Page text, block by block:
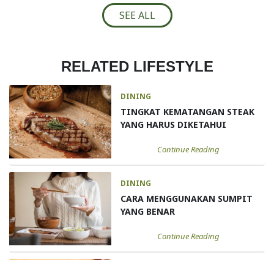
SEE ALL
RELATED LIFESTYLE
DINING
TINGKAT KEMATANGAN STEAK
YANG HARUS DIKETAHUI
Continue Reading
DINING
CARA MENGGUNAKAN SUMPIT
YANG BENAR
Continue Reading